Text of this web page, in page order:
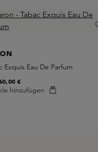
product gallery
Exquis Eau De Parfum
hinzufügen
€